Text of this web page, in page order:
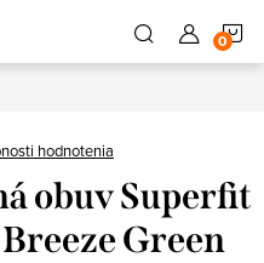
hodnotenia
obuv Superfit
Green